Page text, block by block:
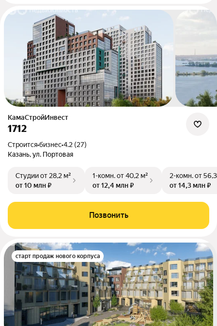
КамаСтройИнвест
1712
Строится•бизнес•4.2 (27)
Казань, ул. Портовая
Студииот 28,2 м²
от 10 млн ₽
1-комн.от 40,2 м²
от 12,4 млн ₽
2-комн.от
от 14,3 млн ₽
Позвонить
старт продаж нового корпуса